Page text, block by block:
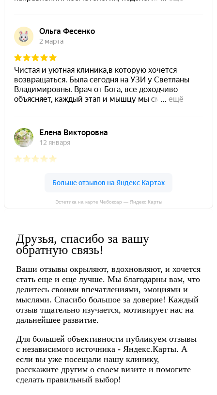
Эстетика на карте Чебоксар — Яндекс Карты
Друзья, спасибо за вашу
обратную связь!
Ваши отзывы окрыляют, вдохновляют, и хочется
стать еще и еще лучше. Мы благодарны вам, что
делитесь своими впечатлениями, эмоциями и
мыслями. Спасибо большое за доверие! Каждый
отзыв тщательно изучается, мотивирует нас на
дальнейшее развитие.
Для большей объективности публикуем отзывы
с независимого источника - Яндекс.Карты. А
если вы уже посещали нашу клинику,
расскажите другим о своем визите и помогите
сделать правильный выбор!